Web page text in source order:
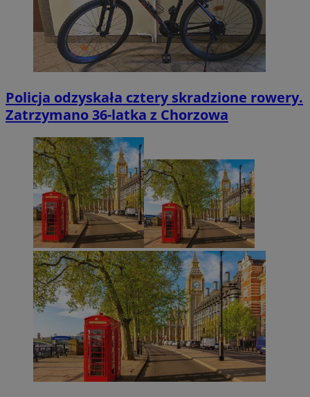
Policja odzyskała cztery skradzione rowery.
Zatrzymano 36-latka z Chorzowa